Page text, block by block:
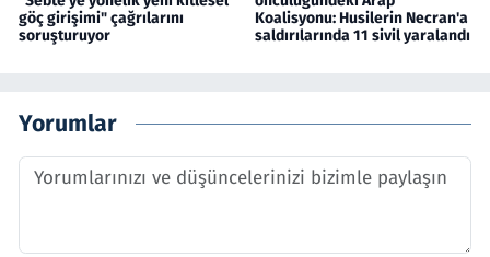
göç girişimi" çağrılarını
soruşturuyor
Koalisyonu: Husilerin Necran'a
saldırılarında 11 sivil yaralandı
Yorumlar